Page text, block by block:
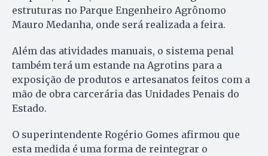
estruturas no Parque Engenheiro Agrônomo
Mauro Medanha, onde será realizada a feira.
Além das atividades manuais, o sistema penal
também terá um estande na Agrotins para a
exposição de produtos e artesanatos feitos com a
mão de obra carcerária das Unidades Penais do
Estado.
O superintendente Rogério Gomes afirmou que
esta medida é uma forma de reintegrar o